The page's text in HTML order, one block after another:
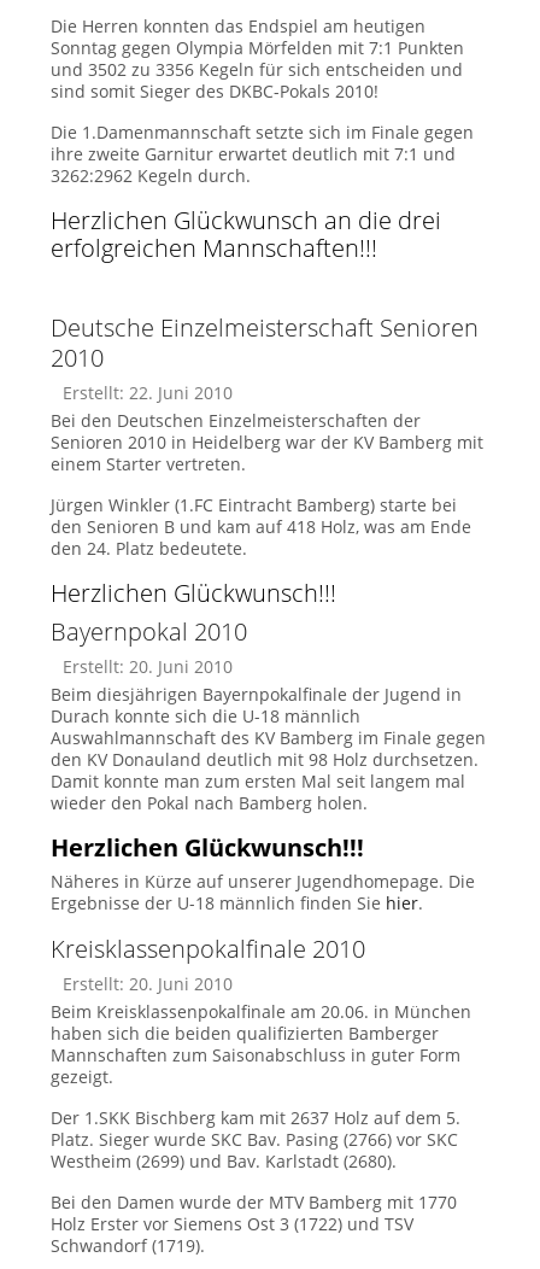
Die Herren konnten das Endspiel am heutigen
Sonntag gegen Olympia Mörfelden mit 7:1 Punkten
und 3502 zu 3356 Kegeln für sich entscheiden und
sind somit Sieger des DKBC-Pokals 2010!
Die 1.Damenmannschaft setzte sich im Finale gegen
ihre zweite Garnitur erwartet deutlich mit 7:1 und
3262:2962 Kegeln durch.
Herzlichen Glückwunsch an die drei
erfolgreichen Mannschaften!!!
Deutsche Einzelmeisterschaft Senioren
2010
Erstellt: 22. Juni 2010
Bei den Deutschen Einzelmeisterschaften der
Senioren 2010 in Heidelberg war der KV Bamberg mit
einem Starter vertreten.
Jürgen Winkler (1.FC Eintracht Bamberg) starte bei
den Senioren B und kam auf 418 Holz, was am Ende
den 24. Platz bedeutete.
Herzlichen Glückwunsch!!!
Bayernpokal 2010
Erstellt: 20. Juni 2010
Beim diesjährigen Bayernpokalfinale der Jugend in
Durach konnte sich die U-18 männlich
Auswahlmannschaft des KV Bamberg im Finale gegen
den KV Donauland deutlich mit 98 Holz durchsetzen.
Damit konnte man zum ersten Mal seit langem mal
wieder den Pokal nach Bamberg holen.
Herzlichen Glückwunsch!!!
Näheres in Kürze auf unserer Jugendhomepage. Die
Ergebnisse der U-18 männlich finden Sie hier.
Kreisklassenpokalfinale 2010
Erstellt: 20. Juni 2010
Beim Kreisklassenpokalfinale am 20.06. in München
haben sich die beiden qualifizierten Bamberger
Mannschaften zum Saisonabschluss in guter Form
gezeigt.
Der 1.SKK Bischberg kam mit 2637 Holz auf dem 5.
Platz. Sieger wurde SKC Bav. Pasing (2766) vor SKC
Westheim (2699) und Bav. Karlstadt (2680).
Bei den Damen wurde der MTV Bamberg mit 1770
Holz Erster vor Siemens Ost 3 (1722) und TSV
Schwandorf (1719).